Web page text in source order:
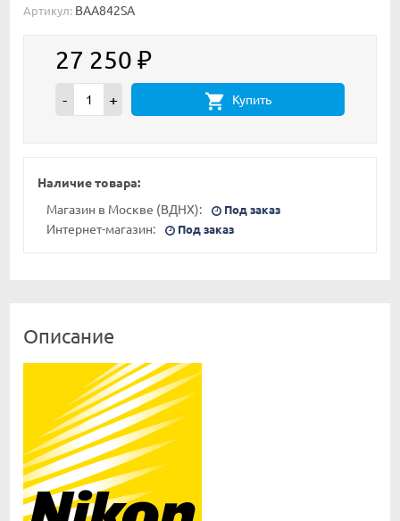
Артикул: BAA842SA
27 250 ₽
- + Купить
Наличие товара:
Магазин в Москве (ВДНХ):
Под заказ
Интернет-магазин: Под заказ
Описание